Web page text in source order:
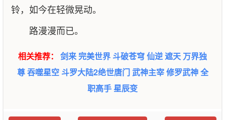
铃，如今在轻微晃动。
路漫漫而已。
相关推荐： 剑来 完美世界 斗破苍穹仙逆遮天 万界独
尊吞噬星空 斗罗大陆2绝世唐门武神主宰修罗武神全
职高手星辰变